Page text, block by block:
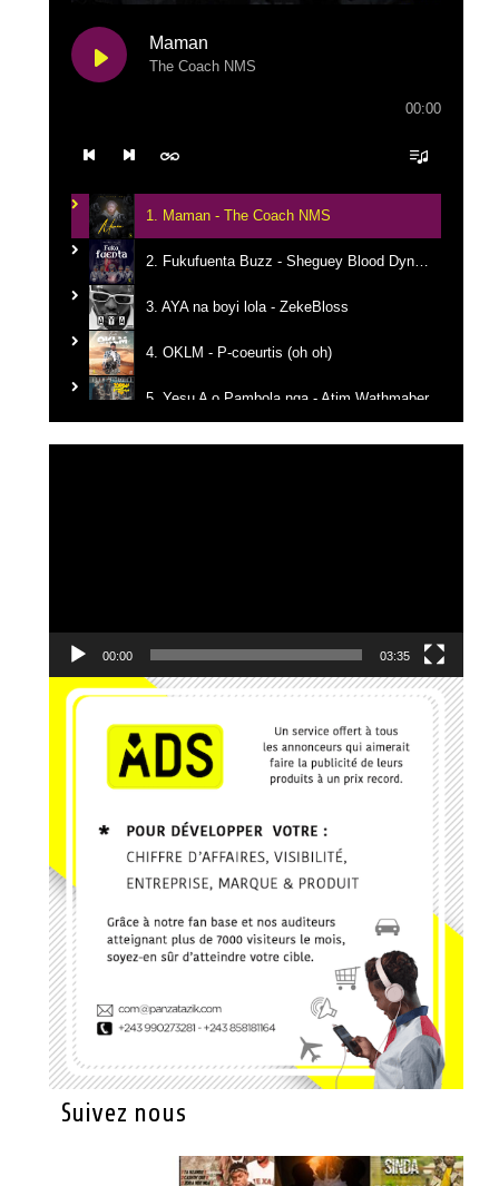
Maman
The Coach NMS
00:00
1. Maman - The Coach NMS
2. Fukufuenta Buzz - Sheguey Blood Dynastie
3. AYA na boyi lola - ZekeBloss
4. OKLM - P-coeurtis (oh oh)
5. Yesu A o Pambola nga - Atim Wathmaber
6. Tikanga na yemba - Candy Mulamba
00:00 03:35
Suivez nous